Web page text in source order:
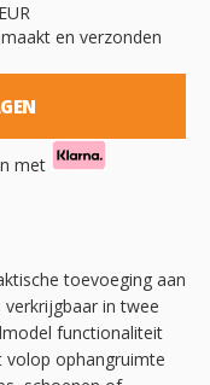
en verzonden
met
toevoeging aan
in twee
functionaliteit
volop ophangruimte